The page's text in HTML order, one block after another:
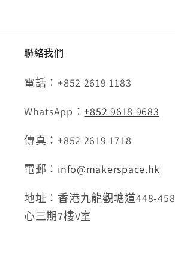
聯絡我們
電話：+852 2619 1183
WhatsApp：+852 9618 9683
傳真：+852 2619 1718
電郵： info@makerspace.hk
地址：香港九龍觀塘道448-
心三期7樓V室